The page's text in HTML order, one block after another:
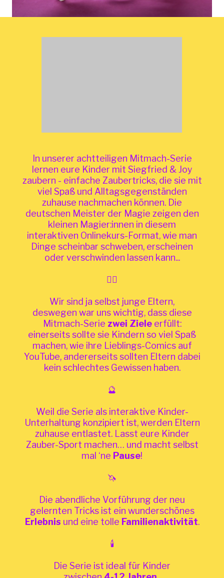
In unserer achtteiligen Mitmach-Serie
lernen eure Kinder mit Siegfried & Joy
zaubern - einfache Zaubertricks, die sie mit
viel Spaß und Alltagsgegenständen
zuhause nachmachen können. Die
deutschen Meister der Magie zeigen den
kleinen Magier:innen in diesem
interaktiven Onlinekurs-Format, wie man
Dinge scheinbar schweben, erscheinen
oder verschwinden lassen kann...
🧙‍♂️
Wir sind ja selbst junge Eltern,
deswegen war uns wichtig, dass diese
Mitmach-Serie zwei Zieleerfüllt:
einerseits sollte sie Kindern so viel Spaß
machen, wie ihre Lieblings-Comics auf
YouTube, andererseits sollten Eltern dabei
kein schlechtes Gewissen haben.
🔮
Weil die Serie als interaktive Kinder-
Unterhaltung konzipiert ist, werden Eltern
zuhause entlastet. Lasst eure Kinder
Zauber-Sport machen… und macht selbst
mal ‘ne Pause!
🦄
Die abendliche Vorführung der neu
gelernten Tricks ist ein wunderschönes
Erlebnis und eine tolle Familienaktivität.
🕯
Die Serie ist ideal für Kinder